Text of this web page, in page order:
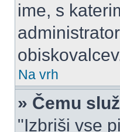
ime, s
Na vrh
» Čemu
"Izbriši vse